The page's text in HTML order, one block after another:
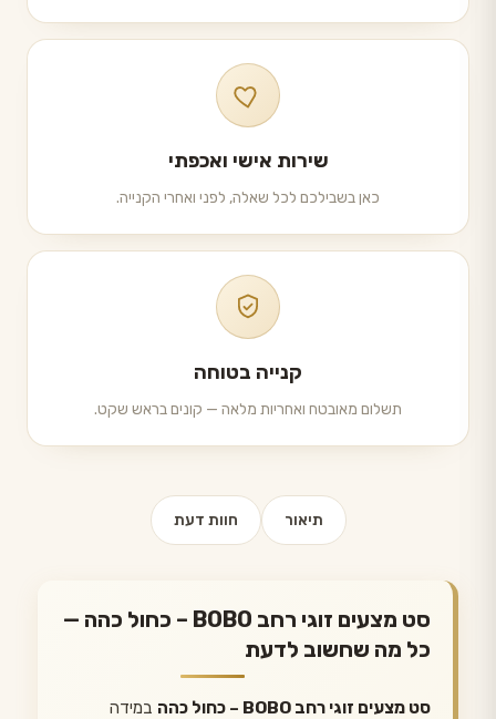
שירות אישי ואכפתי
כאן בשבילכם לכל שאלה, לפני ואחרי הקנייה.
קנייה בטוחה
תשלום מאובטח ואחריות מלאה — קונים בראש שקט.
תיאור חוות דעת
סט מצעים זוגי רחב BOBO – כחול כהה —
כל מה שחשוב לדעת
סט מצעים זוגי רחב BOBO – כחול כהה
במידה